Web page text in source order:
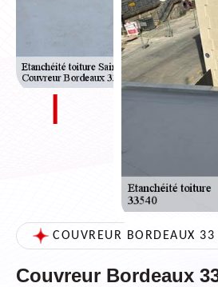
COUVREUR BORDEAUX 33
Couvreur Bordeaux